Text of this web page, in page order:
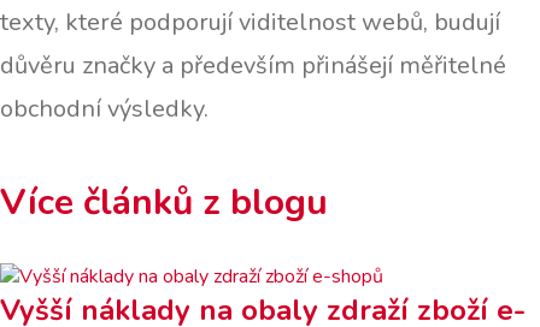
texty, které podporují viditelnost webů, budují
důvěru značky a především přinášejí měřitelné
obchodní výsledky.
Více článků z blogu
Vyšší náklady na obaly zdraží zboží e-